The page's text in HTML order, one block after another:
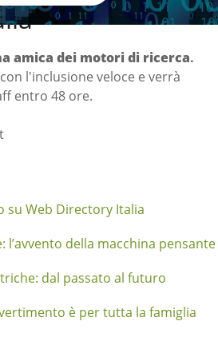
amica dei motori di ricerca.
l'inclusione veloce e verrà
entro 48 ore.
su Web Directory Italia
l’avvento della macchina pensante
dal passato al futuro
è per tutta la famiglia